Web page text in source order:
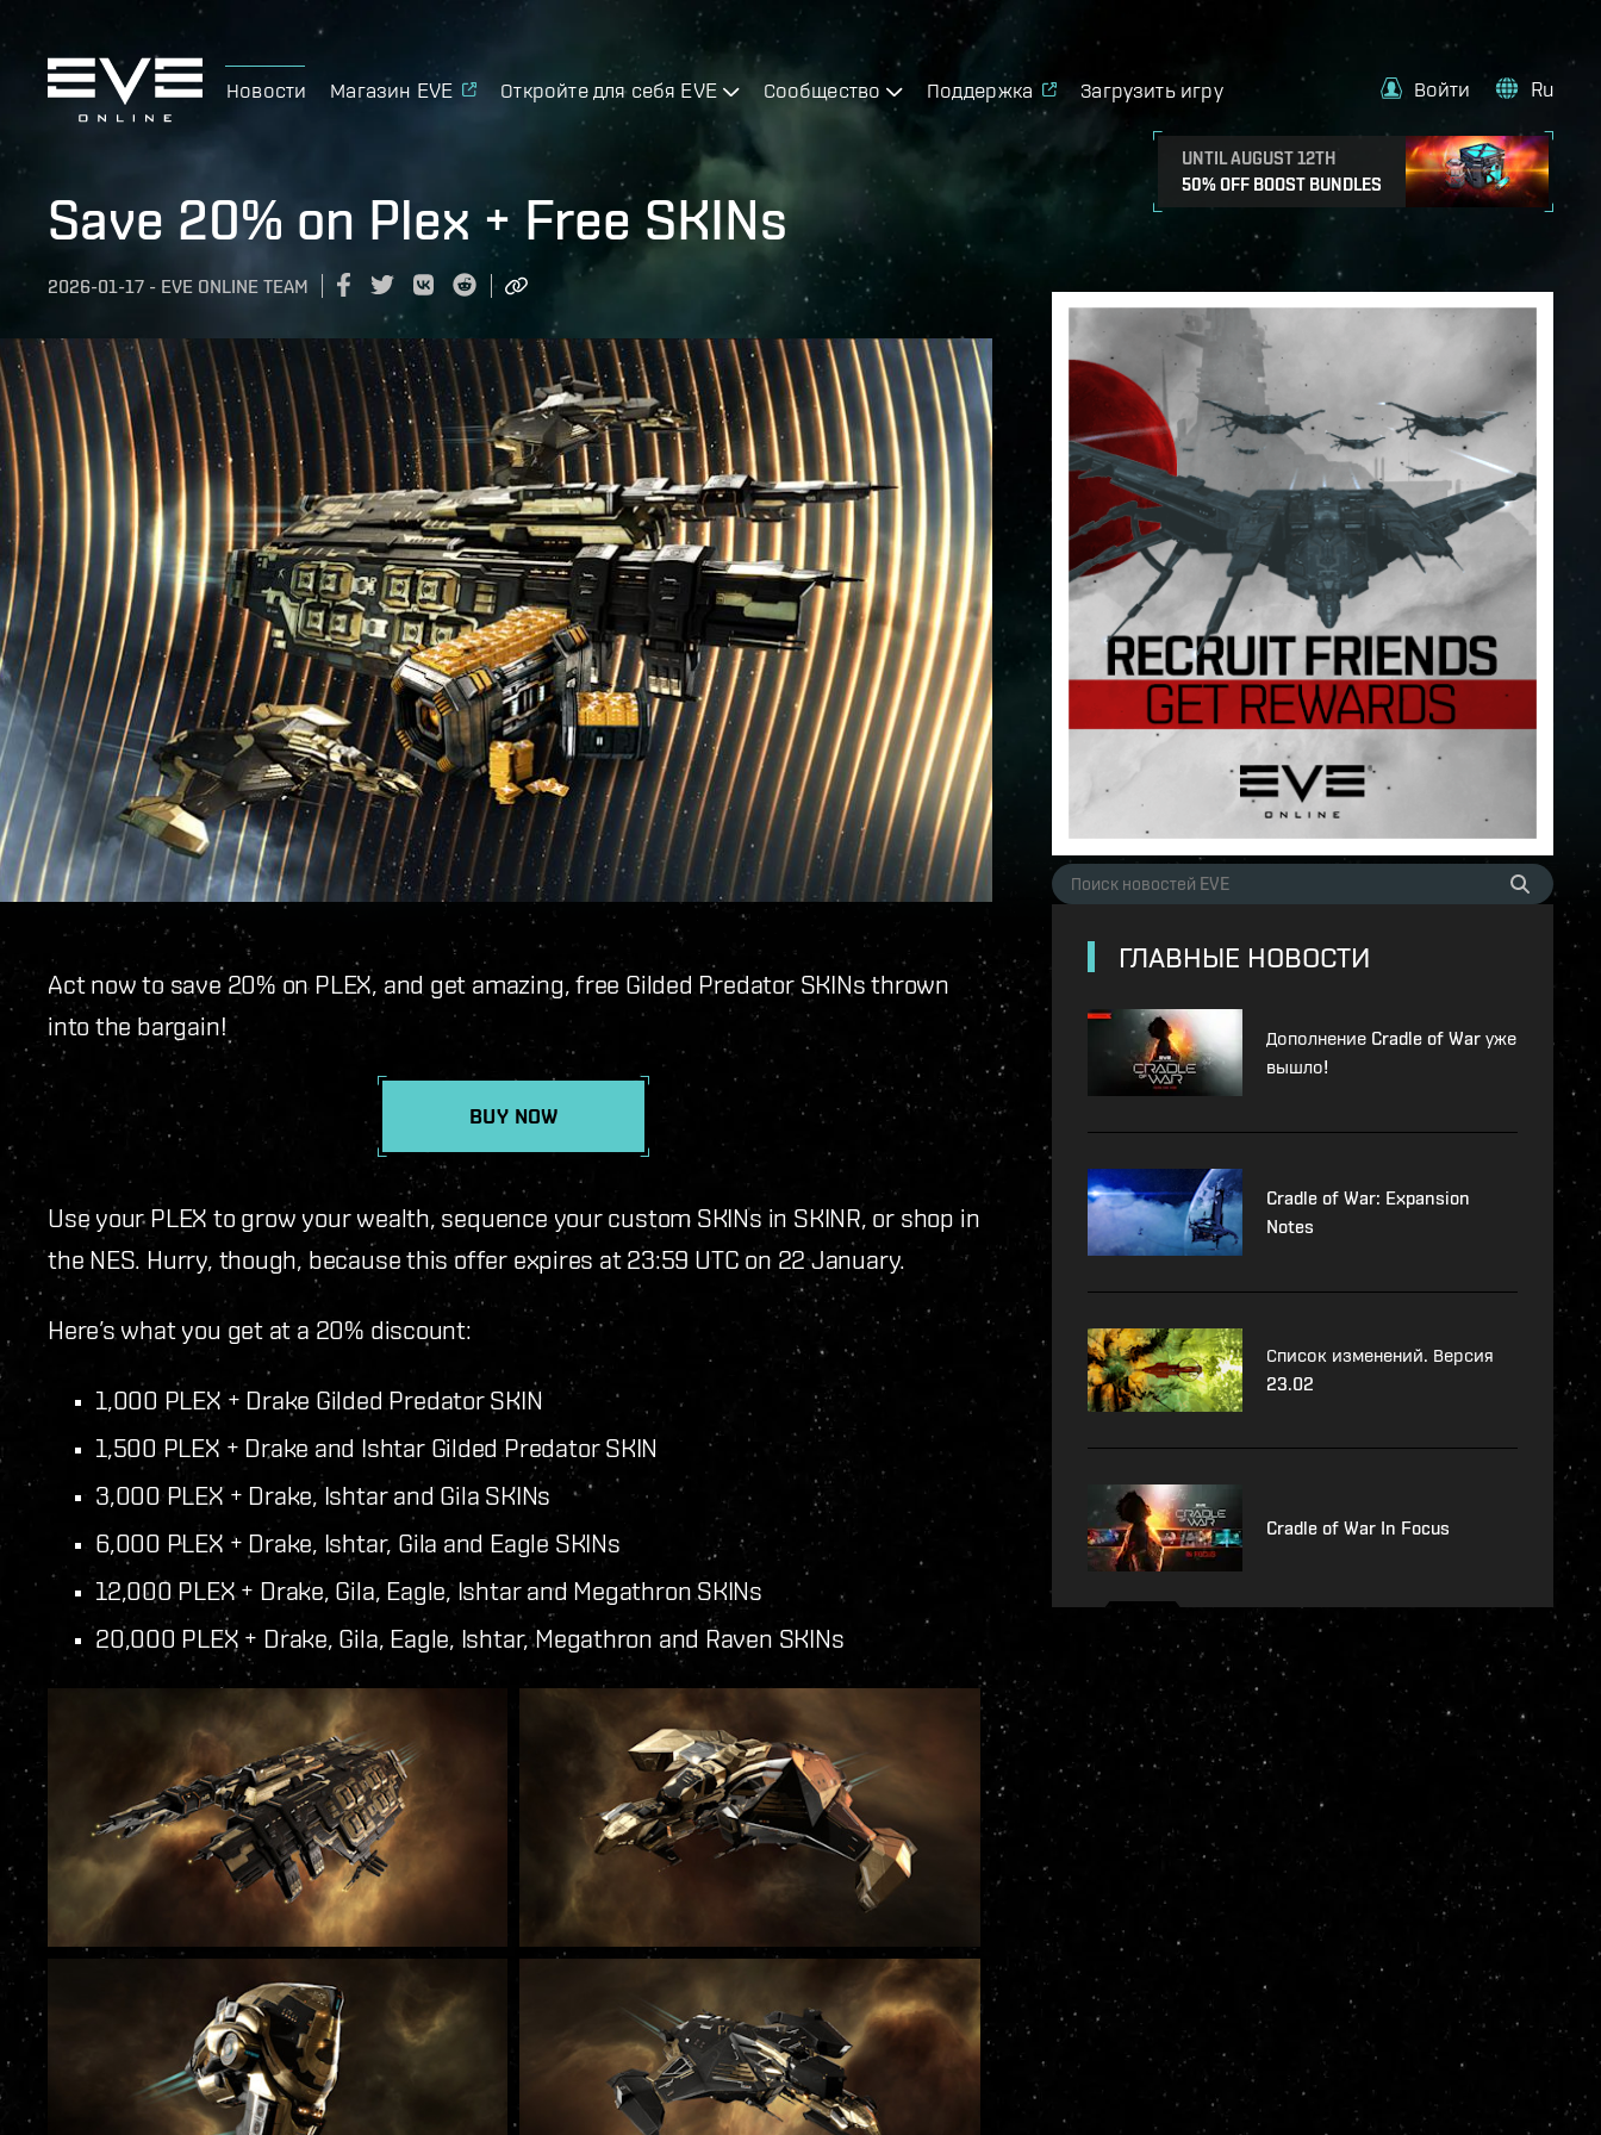
Новости Магазин EVE Откройте для себя EVE Сообщество Поддержка Загрузить игру
UNTIL AUGUST 12TH
50% OFF BOOST BUNDLES
Войти Ru
Save 20% on Plex + Free SKINs
2026-01-17 - EVE ONLINE TEAM
Act now to save 20% on PLEX, and get amazing, free Gilded Predator SKINs thrown
into the bargain!
BUY NOW
Use your PLEX to grow your wealth, sequence your custom SKINs in SKINR, or shop in
the NES. Hurry, though, because this offer expires at 23:59 UTC on 22 January.
Here’s what you get at a 20% discount:
1,000 PLEX + Drake Gilded Predator SKIN
1,500 PLEX + Drake and Ishtar Gilded Predator SKIN
3,000 PLEX + Drake, Ishtar and Gila SKINs
6,000 PLEX + Drake, Ishtar, Gila and Eagle SKINs
12,000 PLEX + Drake, Gila, Eagle, Ishtar and Megathron SKINs
20,000 PLEX + Drake, Gila, Eagle, Ishtar, Megathron and Raven SKINs
ГЛАВНЫЕ НОВОСТИ
Дополнение Cradle of War уже
вышло!
Cradle of War: Expansion
Notes
Список изменений. Версия
23.02
Cradle of War In Focus